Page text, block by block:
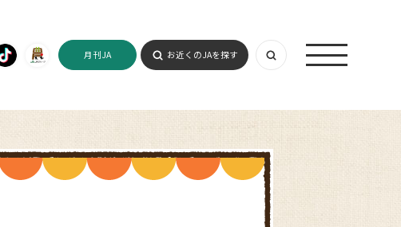
月刊JA お近くのJAを探す